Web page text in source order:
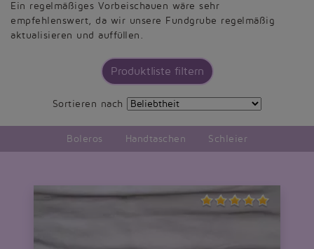
Ein regelmäßiges Vorbeischauen wäre sehr
empfehlenswert, da wir unsere Fundgrube regelmäßig
aktualisieren und auffüllen.
Produktliste filtern
Sortieren nach
Boleros Handtaschen Schleier